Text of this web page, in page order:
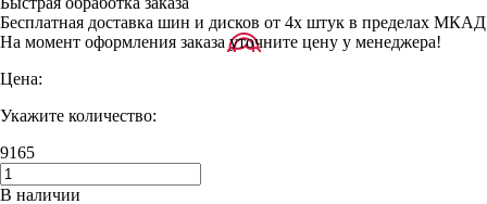
Бесплатная доставка шин и дисков от 4х штук в пределах МКАД
На момент оформления заказа уточните цену у менеджера!
Цена:
Укажите количество:
9165
В наличии